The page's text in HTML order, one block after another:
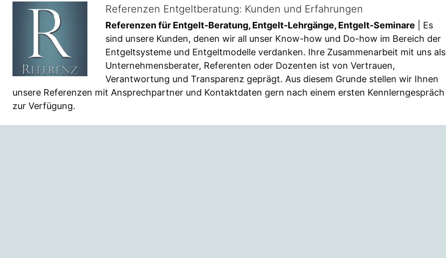
Referenzen Entgeltberatung: Kunden und Erfahrungen
Referenzen für Entgelt-Beratung, Entgelt-Lehrgänge, Entgelt-Seminare | Es
sind unsere Kunden, denen wir all unser Know-how und Do-how im Bereich der
Entgeltsysteme und Entgeltmodelle verdanken. Ihre Zusammenarbeit mit uns als
Unternehmensberater, Referenten oder Dozenten ist von Vertrauen,
Verantwortung und Transparenz geprägt. Aus diesem Grunde stellen wir Ihnen
unsere Referenzen mit Ansprechpartner und Kontaktdaten gern nach einem ersten Kennlerngespräch
zur Verfügung.